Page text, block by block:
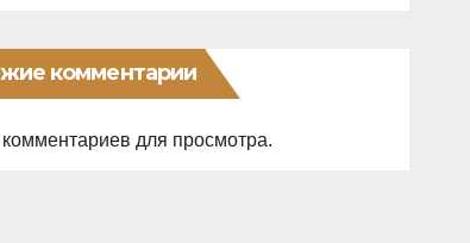
комментарии
комментариев для просмотра.